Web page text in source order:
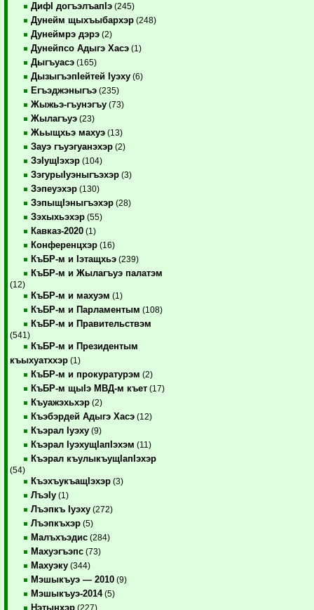
ДифI догъэлъапIэ (245)
Дунейм щыхъыбархэр (248)
Дунеймрэ дэрэ (2)
Дунейпсо Адыгэ Хасэ (1)
Дыгъуасэ (165)
ДызыгъэпIейтей Iуэху (6)
Егъэджэныгъэ (235)
Жыжьэ-гъунэгъу (73)
Жылагъуэ (23)
Жьыщхьэ махуэ (13)
Зауэ гъуэгуанэхэр (2)
ЗэIущIэхэр (104)
ЗэгурыIуэныгъэхэр (3)
Зэпеуэхэр (130)
ЗэпыщIэныгъэхэр (28)
Зэхыхьэхэр (55)
Кавказ-2020 (1)
Конференцхэр (16)
КъБР-м и Iэтащхьэ (239)
КъБР-м и Жылагъуэ палатэм
(12)
КъБР-м и махуэм (1)
КъБР-м и Парламентым (108)
КъБР-м и Правительствэм
(541)
КъБР-м и Президентым
къыхуатххэр (1)
КъБР-м и прокуратурэм (2)
КъБР-м щыIэ МВД-м къет (17)
Къуажэхьхэр (2)
Къэбэрдей Адыгэ Хасэ (12)
Къэрал Iуэху (9)
Къэрал IуэхущIапIэхэм (11)
Къэрал къулыкъущIапIэхэр
(54)
КъэхъукъащIэхэр (3)
ЛъэIу (1)
Лъэпкъ Iуэху (272)
Лъэпкъхэр (5)
Малъхъэдис (284)
Махуэгъэпс (73)
Махуэку (344)
Мэшыкъуэ — 2010 (9)
Мэшыкъуэ-2014(5)
Нэтынхэр (227)